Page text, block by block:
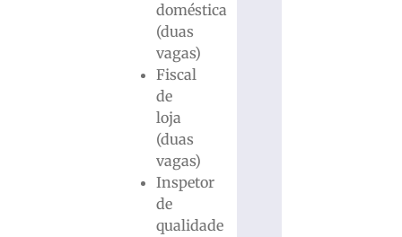
doméstica
(duas
vagas)
Fiscal
de
loja
(duas
vagas)
Inspetor
de
qualidade